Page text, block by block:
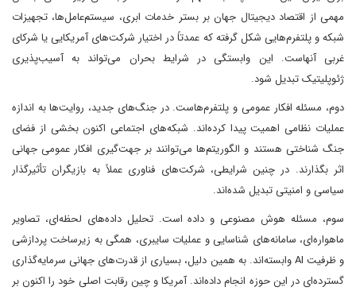
مهمی از اقتصاد دیجیتال جهان بر بستر خدمات ابری، سیستم‌عامل‌ها، تجهیزات
شبکه و پلتفرم‌هایی شکل گرفته که عمدتاً در اختیار شرکت‌های آمریکایی یا شرکای
غربی آنهاست. این وابستگی در شرایط بحران می‌تواند به آسیب‌پذیری
ژئوپلیتیک تبدیل شود.
دوم، مسئله افکار عمومی و پلتفرم‌هاست. در جنگ‌های جدید، روایت‌ها به اندازه
عملیات نظامی اهمیت پیدا کرده‌اند. شبکه‌های اجتماعی اکنون بخشی از فضای
جنگ شناختی هستند و الگوریتم‌ها می‌توانند بر جهت‌گیری افکار عمومی جهانی
اثر بگذارند. در چنین شرایطی، شرکت‌های فناوری عملاً به بازیگران تأثیرگذار
سیاسی و امنیتی تبدیل شده‌اند.
سوم، مسئله هوش مصنوعی و داده است. تحلیل داده‌های لحظه‌ای، تصاویر
ماهواره‌ای، سامانه‌های شناسایی و عملیات سایبری، همگی به زیرساخت پردازشی
و ظرفیت AI وابسته‌اند. به همین دلیل، بسیاری از قدرت‌های جهانی سرمایه‌گذاری
گسترده‌ای در این حوزه انجام داده‌اند. آمریکا و چین رقابت اصلی خود را اکنون بر